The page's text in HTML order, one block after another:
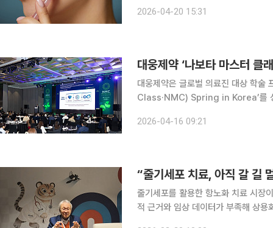
미용 시술 트렌드를 선도하는 국가로
2026-04-20 15:31
대웅제약 ‘나보타 마스터 클
대웅제약은 글로벌 의료진 대상 학
Class·NMC) Spring in Korea’를
마곡, 코엑스 마곡, 이대서울병원, 대
2026-04-16 09:21
“줄기세포 치료, 아직 갈 길
줄기세포를 활용한 항노화 치료 시장
적 근거와 임상 데이터가 부족해 상용화에 한계가